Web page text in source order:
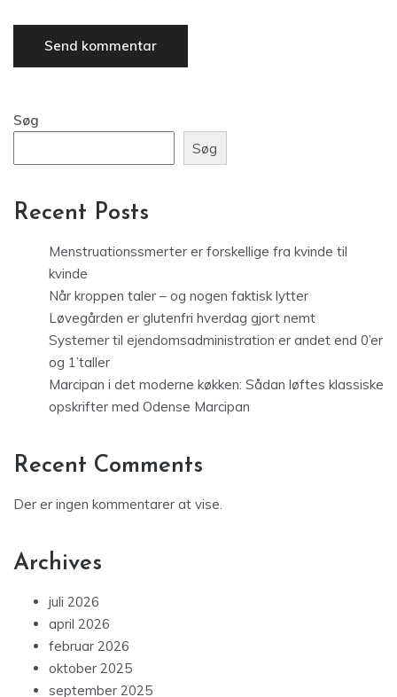
Søg
Søg
Recent Posts
Menstruationssmerter er forskellige fra kvinde til
kvinde
Når kroppen taler – og nogen faktisk lytter
Løvegården er glutenfri hverdag gjort nemt
Systemer til ejendomsadministration er andet end 0’er
og 1’taller
Marcipan i det moderne køkken: Sådan løftes klassiske
opskrifter med Odense Marcipan
Recent Comments
Der er ingen kommentarer at vise.
Archives
juli 2026
april 2026
februar 2026
oktober 2025
september 2025